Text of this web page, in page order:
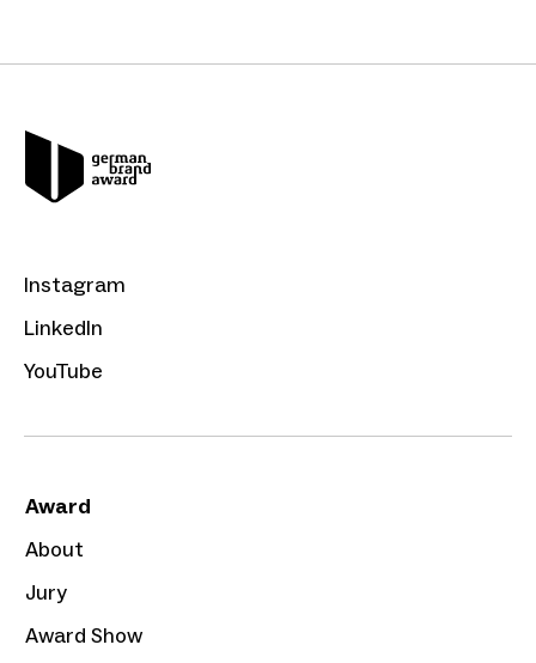
Instagram
LinkedIn
YouTube
Award
About
Jury
Award Show